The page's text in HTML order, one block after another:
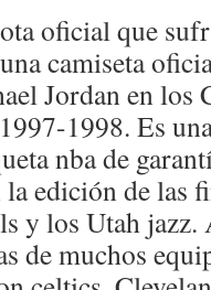
oficial que
camiseta
Jordan en los
1998. Es
nba de
edición de las
y los Utah
de muchos